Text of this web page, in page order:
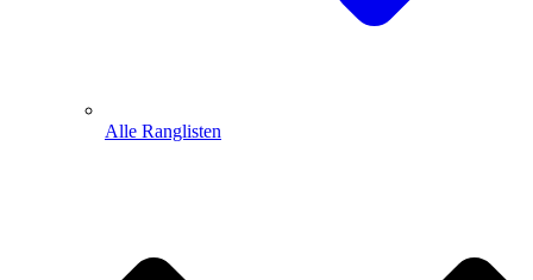
Alle Ranglisten